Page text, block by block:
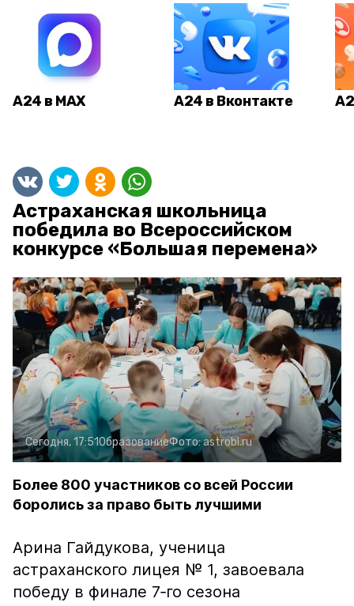
А24 в MAX А24 в Вконтакте
Астраханская школьница
победила во Всероссийском
конкурсе «Большая перемена»
Сегодня, 17:51ОбразованиеФото:astrobl.ru
Более 800 участников со всей России
боролись за право быть лучшими
Арина Гайдукова, ученица
астраханского лицея № 1, завоевала
победу в финале 7‑го сезона